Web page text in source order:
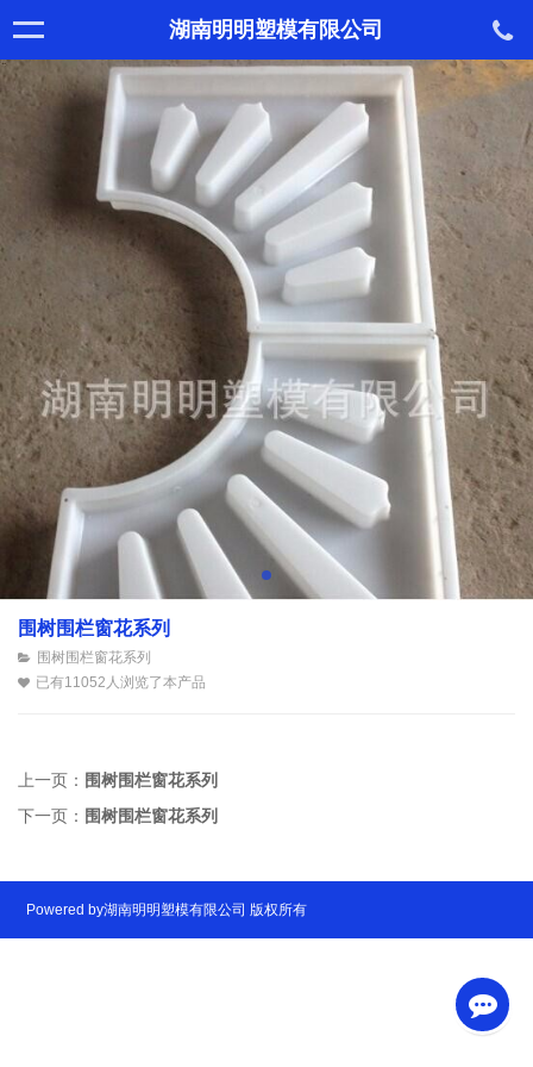
湖南明明塑模有限公司
围树围栏窗花系列
围树围栏窗花系列
已有11052人浏览了本产品
上一页： 围树围栏窗花系列
下一页： 围树围栏窗花系列
Powered by湖南明明塑模有限公司 版权所有